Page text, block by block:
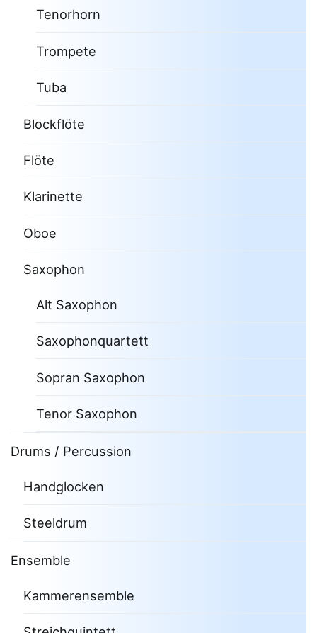
Tenorhorn
Trompete
Tuba
Blockflöte
Flöte
Klarinette
Oboe
Saxophon
Alt Saxophon
Saxophonquartett
Sopran Saxophon
Tenor Saxophon
Drums / Percussion
Handglocken
Steeldrum
Ensemble
Kammerensemble